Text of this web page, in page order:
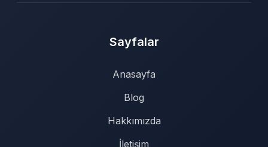
Sayfalar
Anasayfa
Blog
Hakkımızda
İletişim